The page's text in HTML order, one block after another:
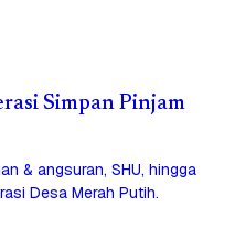
Simpan Pinjam
& angsuran, SHU, hingga
Desa Merah Putih.